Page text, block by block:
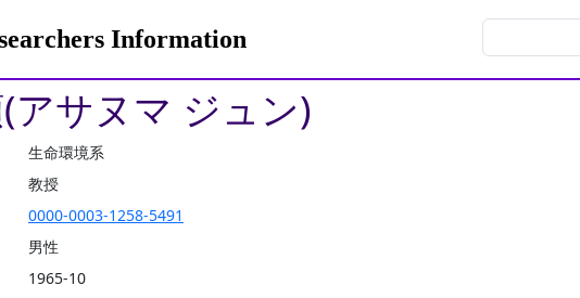
Information
アサヌマ ジュン)
生命環境系
教授
0000-0003-1258-5491
男性
1965-10